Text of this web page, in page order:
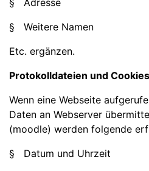
§ Adresse
§ Weitere Namen
Etc. ergänzen.
Protokolldateien und Cookies
Wenn eine Webseite
Daten an Webserver
(moodle) werden folgende
§ Datum und Uhrzeit